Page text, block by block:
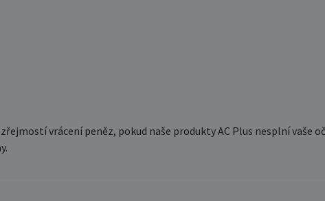
vrácení peněz, pokud naše produkty AC Plus nesplní vaše